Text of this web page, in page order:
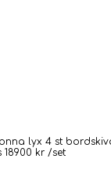
lyx 4 st
18900 kr /set